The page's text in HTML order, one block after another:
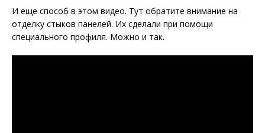
И еще способ в этом видео. Тут обратите внимание на
отделку стыков панелей. Их сделали при помощи
специального профиля. Можно и так.